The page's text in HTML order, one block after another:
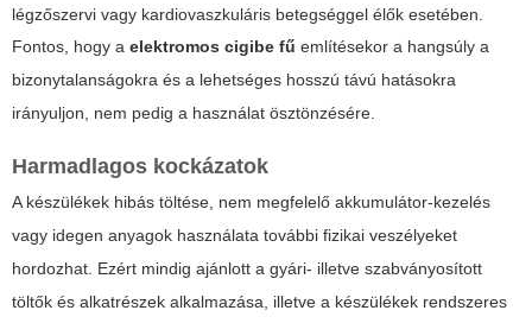
légzőszervi vagy kardiovaszkuláris betegséggel élők esetében.
Fontos, hogy a elektromos cigibe fű említésekor a hangsúly a
bizonytalanságokra és a lehetséges hosszú távú hatásokra
irányuljon, nem pedig a használat ösztönzésére.
Harmadlagos kockázatok
A készülékek hibás töltése, nem megfelelő akkumulátor-kezelés
vagy idegen anyagok használata további fizikai veszélyeket
hordozhat. Ezért mindig ajánlott a gyári- illetve szabványosított
töltők és alkatrészek alkalmazása, illetve a készülékek rendszeres